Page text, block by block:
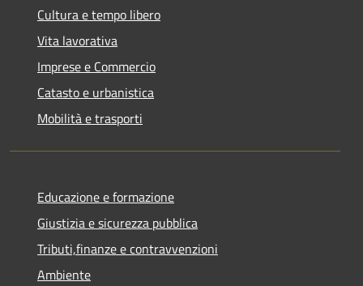
Cultura e tempo libero
Vita lavorativa
Imprese e Commercio
Catasto e urbanistica
Mobilità e trasporti
Educazione e formazione
Giustizia e sicurezza pubblica
Tributi,finanze e contravvenzioni
Ambiente